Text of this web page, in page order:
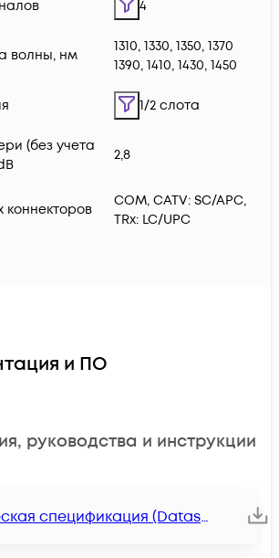
4
волны, нм
1310, 1330, 1350, 1370
1390, 1410, 1430, 1450
1/2 слота
(без учета
2,8
коннекторов
COM, CATV: SC/APC,
TRx: LC/UPC
и ПО
руководства и инструкции
Техническая спецификация (Datasheet)